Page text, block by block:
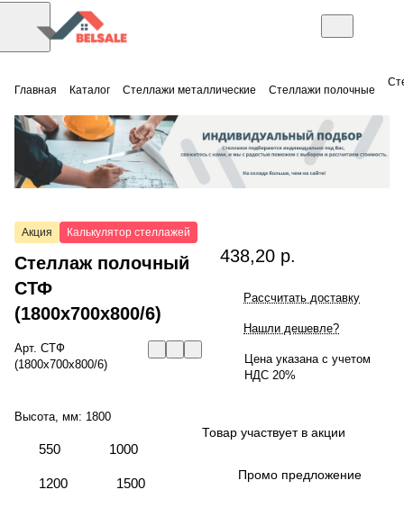
Главная Каталог Стеллажи металлические Стеллажи полочные
Акция Калькулятор стеллажей
Стеллаж полочный
СТФ
(1800x700x800/6)
Арт. СТФ
(1800x700x800/6)
Высота, мм: 1800
550 1000
1200 1500
438,20 р.
Рассчитать доставку
Нашли дешевле?
Цена указана с учетом
НДС 20%
Товар участвует в акции
Промо предложение